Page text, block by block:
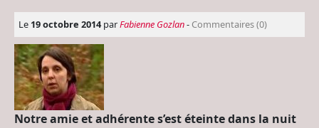
Le 19 octobre 2014parFabienne Gozlan- Commentaires (0)
Notre amie et adhérente s’est éteinte dans la nuit